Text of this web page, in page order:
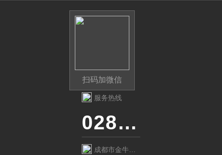
扫码加微信
服务热线
028-87741718
成都市金牛区